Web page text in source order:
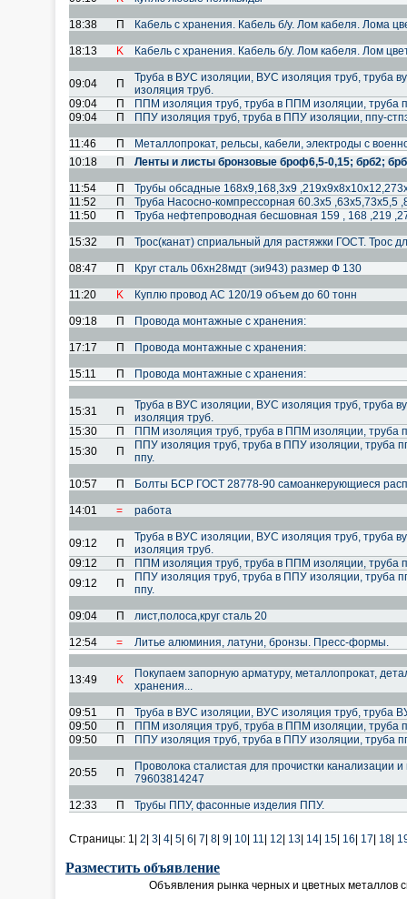
18:38 П Кабель с хранения. Кабель б/у. Лом кабеля. Лома
18:13 K Кабель с хранения. Кабель б/у. Лом кабеля. Лом
09:04 П
Труба в ВУС изоляции, ВУС изоляция труб, труба
изоляция труб.
09:04
П
ППМ изоляция труб, труба в ППМ изоляции, труба
09:04
П ППУ изоляция труб, труба в ППУ изоляции, ппу-
11:46 П
Металлопрокат, рельсы, кабели, электроды с
10:18
П Ленты и листы бронзовые броф6,5-0,15; брб2;
11:54 П
Трубы обсадные 168х9,168,3х9
11:52
П
Труба Насосно-компрессорная 60.3х5 ,63х5,73х5,5
11:50
П Труба нефтепроводная бесшовная 159 , 168 ,219
15:32 П Трос(канат) сприальный для растяжки ГОСТ. Трос
08:47 П Круг сталь 06хн28мдт (эи943) размер Ф 130
11:20 K Куплю провод АС 120/19 объем до 60 тонн
09:18 П Провода монтажные с хранения:
17:17 П Провода монтажные с хранения:
15:11 П Провода монтажные с хранения:
15:31 П
Труба в ВУС изоляции, ВУС изоляция труб, труба
изоляция труб.
15:30
П
ППМ изоляция труб, труба в ППМ изоляции, труба
15:30
П
ППУ изоляция труб, труба в ППУ изоляции, труба
ппу.
10:57 П Болты БСР ГОСТ 28778-90 самоанкерующиеся
14:01 = работа
09:12 П
Труба в ВУС изоляции, ВУС изоляция труб, труба
изоляция труб.
09:12
П
ППМ изоляция труб, труба в ППМ изоляции, труба
09:12
П
ППУ изоляция труб, труба в ППУ изоляции, труба
ппу.
09:04 П лист,полоса,круг сталь 20
12:54 = Литье алюминия, латуни, бронзы. Пресс-формы.
13:49 K
Покупаем запорную арматуру, металлопрокат,
хранения...
09:51 П
Труба в ВУС изоляции, ВУС изоляция труб, труба
09:50
П
ППМ изоляция труб, труба в ППМ изоляции, труба
09:50
П ППУ изоляция труб, труба в ППУ изоляции, труба
20:55 П
Проволока сталистая для прочистки канализации
79603814247
12:33 П Трубы ППУ, фасонные изделия ППУ.
Страницы: 1| 2 3 4 5 6 7 8 9 10 11 12 13 14 15 16 17 18
Разместить объявление
Объявления рынка черных и цветных металлов